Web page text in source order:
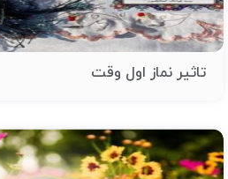
تاثیر نماز اول وقت